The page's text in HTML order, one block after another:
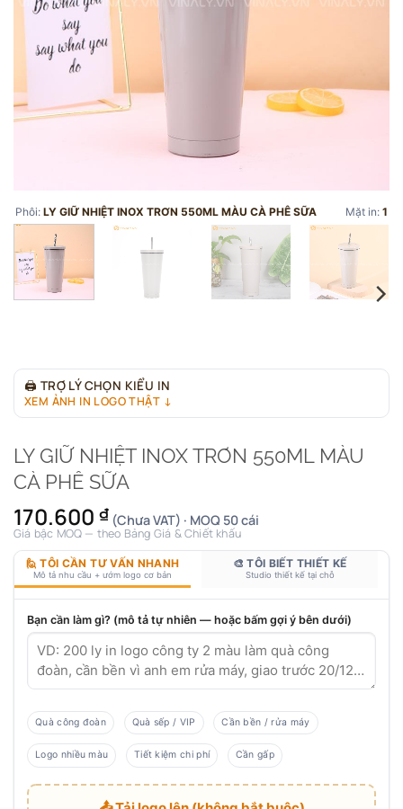
Phôi: LY GIỮ NHIỆT INOX TRƠN 550ML MÀU CÀ PHÊ SỮA Mặt in: 1
🖨 TRỢ LÝ CHỌN KIỂU IN
XEM ẢNH IN LOGO THẬT ↓
LY GIỮ NHIỆT INOX TRƠN 550ML MÀU
CÀ PHÊ SỮA
170.600 ₫ (Chưa VAT) · MOQ 50 cái
Giá bậc MOQ — theo Bảng Giá & Chiết khấu
🙋 TÔI CẦN TƯ VẤN NHANH
Mô tả nhu cầu + ướm logo cơ bản
🎨 TÔI BIẾT THIẾT KẾ
Studio thiết kế tại chỗ
Bạn cần làm gì? (mô tả tự nhiên — hoặc bấm gợi ý bên dưới)
Quà công đoàn Quà sếp / VIP Cần bền / rửa máy
Logo nhiều màu Tiết kiệm chi phí Cần gấp